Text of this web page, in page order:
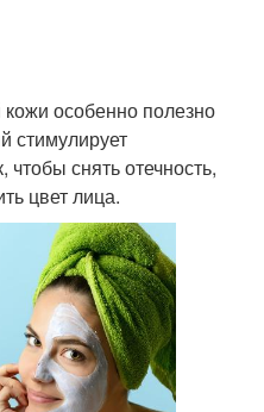
особенно полезно
стимулирует
снять отечность,
цвет лица.